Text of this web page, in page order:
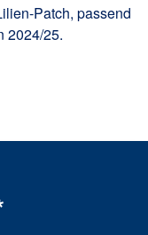
Patch, passend
2024/25.